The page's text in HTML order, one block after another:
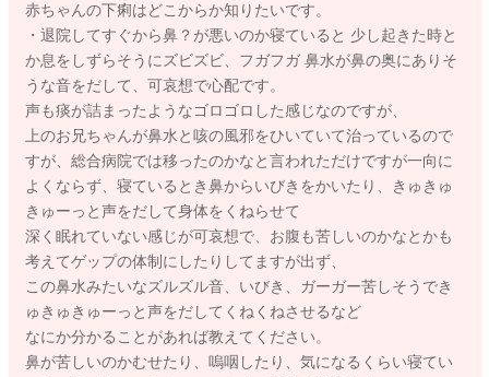
赤ちゃんの下痢はどこからか知りたいです。
・退院してすぐから鼻？が悪いのか寝ていると 少し起きた時と
か息をしずらそうにズビズビ、フガフガ 鼻水が鼻の奥にありそ
うな音をだして、可哀想で心配です。
声も痰が詰まったようなゴロゴロした感じなのですが、
上のお兄ちゃんが鼻水と咳の風邪をひいていて治っているので
すが、総合病院では移ったのかなと言われただけですが一向に
よくならず、寝ているとき鼻からいびきをかいたり、きゅきゅ
きゅーっと声をだして身体をくねらせて
深く眠れていない感じが可哀想で、お腹も苦しいのかなとかも
考えてゲップの体制にしたりしてますが出ず、
この鼻水みたいなズルズル音、いびき、ガーガー苦しそうでき
ゅきゅきゅーっと声をだしてくねくねさせるなど
なにか分かることがあれば教えてください。
鼻が苦しいのかむせたり、嗚咽したり、気になるくらい寝てい